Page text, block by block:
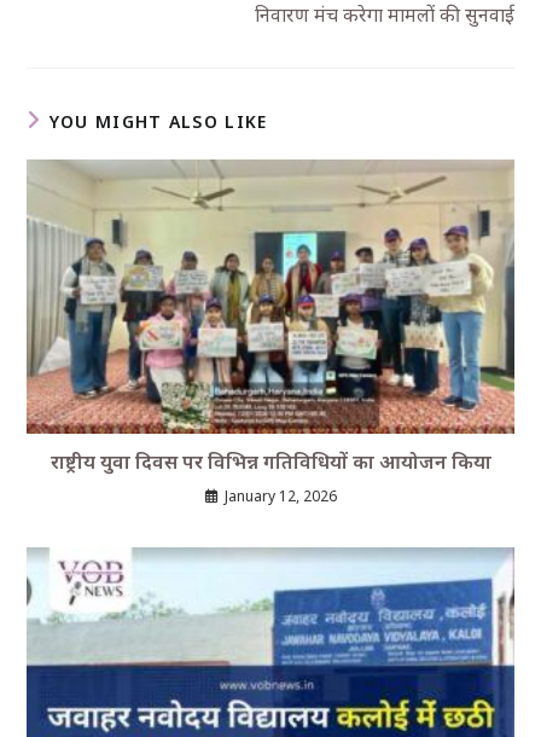
निवारण मंच करेगा मामलों की सुनवाई
YOU MIGHT ALSO LIKE
राष्ट्रीय युवा दिवस पर विभिन्न गतिविधियों का आयोजन किया
January 12, 2026